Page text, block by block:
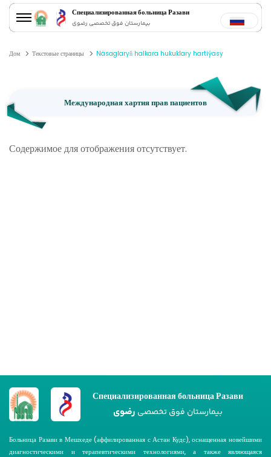
Специализированная больница Разави
بیمارستان فوق تخصصی رضوی
Дом Текстовые страницы Näsaglaryň halkara hukuklary hartiýasy
Международная хартия прав пациентов
Содержимое для отображения отсутствует.
Специализированная больница Разави
بیمارستان فوق تخصصی رضوی
Больница Разави в Мешхеде (аффилированная с Астан Кудс), оснащенная новейшими
диагностическими и терапевтическими технологиями, а также являющаяся